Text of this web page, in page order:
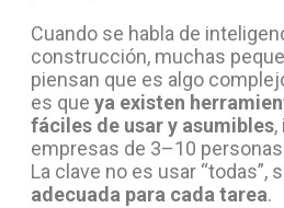
Cuando se habla de
construcción, muchas
piensan que es algo
es que ya existen
fáciles de usar y asumibles
empresas de 3–10
La clave no es usar “todas”,
adecuada para cada tarea.